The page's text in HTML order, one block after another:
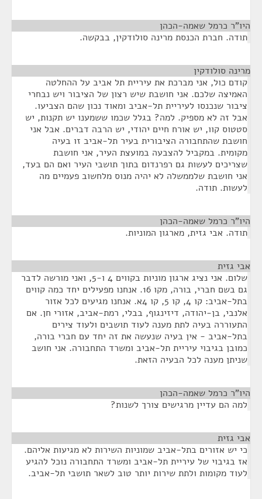
היו"ר כרמל שאמה-הכהן
תודה. חברת הכנסת מרינה סולודקין, בבקשה.
מרינה סולודקין
קודם כול, אני מברכת את עיריית תל אביב על ההחלטה
האמיצה שלכם. אני חושבת שיש רצון של הציבור ויש נבחרי
ציבור שנכנסו לעיריית תל-אביב ומאוד נכון שהם הצביעו.
אבל זה לא מספיק. למה? בגלל שכמו ששמענו יש תקנות, יש
סטטוס קוו, יש אורח חיים יהודי, יש הרבה דברים. אבל אני
חושבת שהתחבורה הציבורית בעיר תל-אביב זו בעיה
מקומית. במקביל להצבעה במועצת העיר, אני חושבת
שצריכים לעשות גם רפרנדום בתוך תושבי העיר ואם הם בעד,
אני חושבת שלממשלה לא יהיה מנוס מלחשוב פעמיים מה
לעשות. תודה.
היו"ר כרמל שאמה-הכהן
תודה. אבי גזית, מארגון המוניות.
אבי גזית
שלום. אני נציג ארגון מוניות בקווים 4 ו-5, ואני מורשה לדבר
גם בשם חברי, בורה, מקו 16. אנחנו מפעילים יחד כמה קווים
בתל-אביב: קו 4, קו 5, קו 4א. אנחנו מגיעים לכל אזור
אלנבי, בן-יהודה, דיזינגוף, בבלי, רמת-אביב, אזורי חן. אם
התעוררה בעיה לתת מענה לעוד תושבים ולעוד צירים
בתל-אביב - אין בעיה שנעשה את זה יחד עם חברי בורה,
כמובן בגיבוי עיריית תל-אביב ומשרד התחבורה. אני חושב
שניתן מענה לכל הבעיה הזאת.
היו"ר כרמל שאמה-הכהן
למה הם עדיין מרגישים צורך לשנות?
אבי גזית
כי יש אזורים בתל-אביב שמוניות השירות לא מגיעות אליהם.
אז בגיבוי של עיריית תל-אביב ומשרד התחבורה נוכל להגיע
לעוד מקומות ולתת שירות יותר טוב לשאר תושבי תל-אביב.